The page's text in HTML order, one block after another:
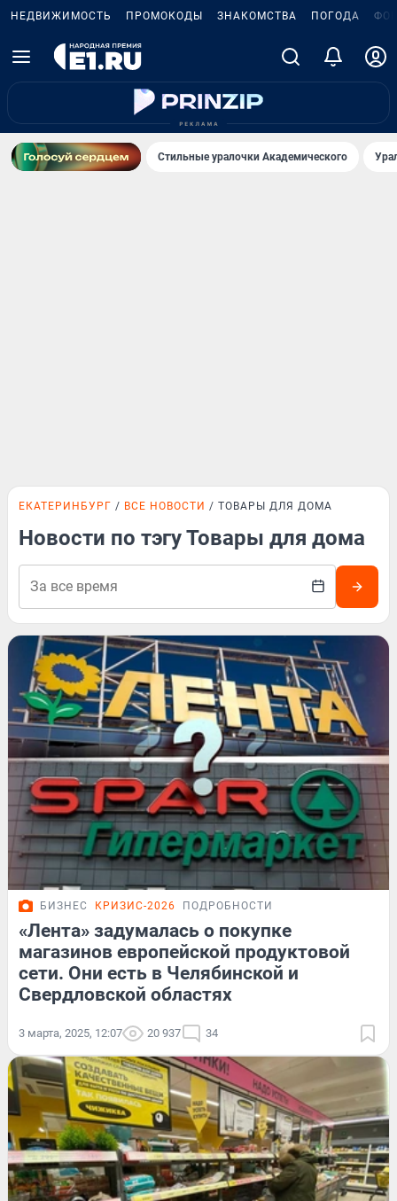
НЕДВИЖИМОСТЬ ПРОМОКОДЫ ЗНАКОМСТВА ПОГОДА
Стильные уралочки Академического
ЕКАТЕРИНБУРГ ВСЕ НОВОСТИ ТОВАРЫ ДЛЯ ДОМА
Новости по тэгу Товары для дома
БИЗНЕС КРИЗИС-2026 ПОДРОБНОСТИ
«Лента» задумалась о покупке
магазинов европейской продуктовой
сети. Они есть в Челябинской и
Свердловской областях
3 марта, 2025, 12:07 20 937 34